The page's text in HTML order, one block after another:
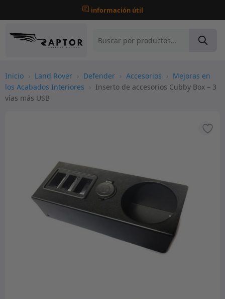
información útil
Inicio › Land Rover › Defender › Accesorios › Mejoras en
los Acabados Interiores › Inserto de accesorios Cubby Box – 3
vías más USB